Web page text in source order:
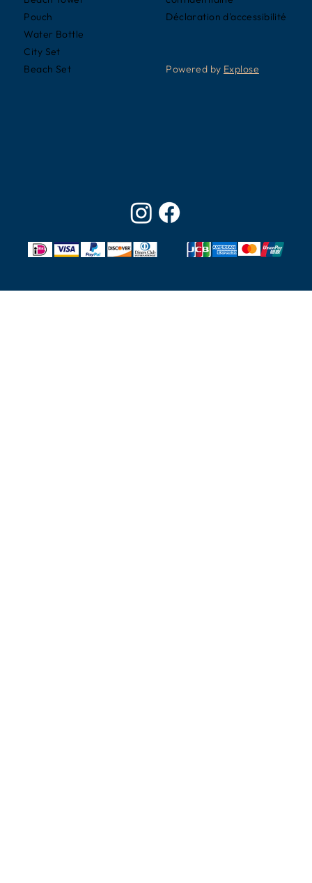
Pouch
Water Bottle
City Set
Beach Set
Déclaration d'accessibilité
Powered by Explose